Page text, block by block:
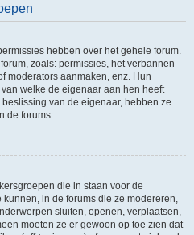
hebben over het gehele forum.
zoals: permissies, het verbannen
moderators aanmaken, enz. Hun
welke de eigenaar aan hen heeft
van de eigenaar, hebben ze
de forums.
die in staan voor de
in de forums die ze modereren,
sluiten, openen, verplaatsen,
moeten ze er gewoon op toe zien dat